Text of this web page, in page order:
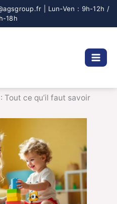
ce qu’il faut savoir